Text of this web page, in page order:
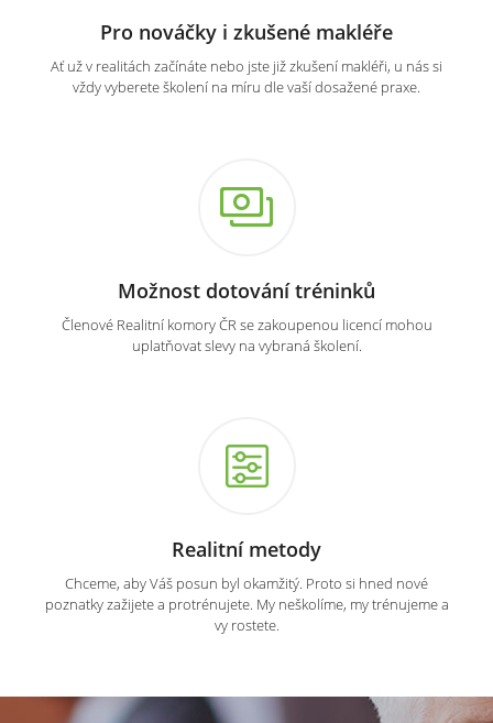
Pro nováčky i zkušené makléře
Ať už v realitách začínáte nebo jste již zkušení makléři, u nás si
vždy vyberete školení na míru dle vaší dosažené praxe.
Možnost dotování tréninků
Členové Realitní komory ČR se zakoupenou licencí mohou
uplatňovat slevy na vybraná školení.
Realitní metody
Chceme, aby Váš posun byl okamžitý. Proto si hned nové
poznatky zažijete a protrénujete. My neškolíme, my trénujeme a
vy rostete.